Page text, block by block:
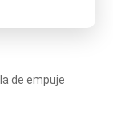
de empuje